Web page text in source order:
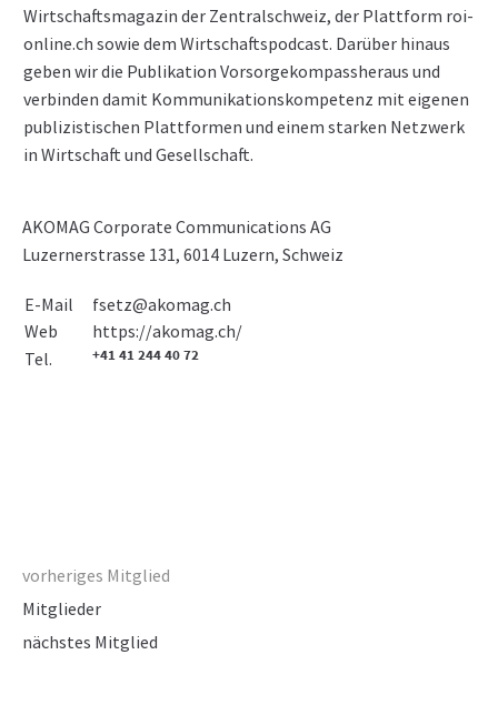
Wirtschaftsmagazin der Zentralschweiz, der Plattform roi-
online.ch sowie dem Wirtschaftspodcast. Darüber hinaus
geben wir die Publikation Vorsorgekompassheraus und
verbinden damit Kommunikationskompetenz mit eigenen
publizistischen Plattformen und einem starken Netzwerk
in Wirtschaft und Gesellschaft.
AKOMAG Corporate Communications AG
Luzernerstrasse 131, 6014 Luzern, Schweiz
Tel.
E-Mail
Web
+41 41 244 40 72
fsetz@akomag.ch
https://akomag.ch/
vorheriges Mitglied
Mitglieder
nächstes Mitglied